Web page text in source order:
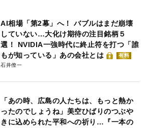
AI相場「第2幕」へ！ バブルはまだ崩壊
していない…大化け期待の注目銘柄５
選！ NVIDIA一強時代に終止符を打つ「誰
もが知っている」あの会社とは
有料
石井僚一
「あの時、広島の人たちは、もっと熱か
ったのでしょうね」美空ひばりのつぶや
きに込められた平和への祈り…『一本の